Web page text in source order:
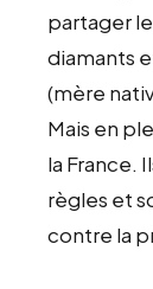
partager
diamants
(mère
Mais en
la France.
règles et
contre la